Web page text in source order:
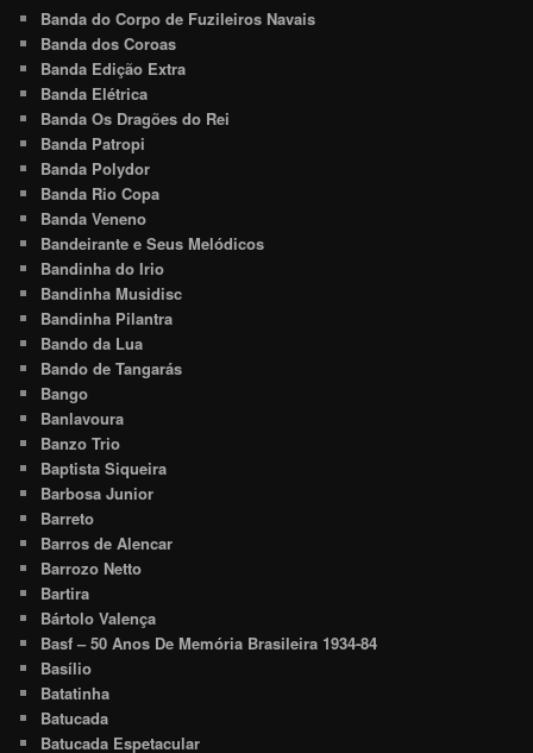
Banda do Corpo de Fuzileiros Navais
Banda dos Coroas
Banda Edição Extra
Banda Elétrica
Banda Os Dragões do Rei
Banda Patropi
Banda Polydor
Banda Rio Copa
Banda Veneno
Bandeirante e Seus Melódicos
Bandinha do Irio
Bandinha Musidisc
Bandinha Pilantra
Bando da Lua
Bando de Tangarás
Bango
Banlavoura
Banzo Trio
Baptista Siqueira
Barbosa Junior
Barreto
Barros de Alencar
Barrozo Netto
Bartira
Bártolo Valença
Basf – 50 Anos De Memória Brasileira 1934-84
Basílio
Batatinha
Batucada
Batucada Espetacular